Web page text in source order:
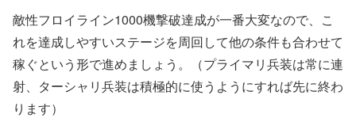
敵性フロイライン1000機撃破達成が一番大変なので、こ
れを達成しやすいステージを周回して他の条件も合わせて
稼ぐという形で進めましょう。（プライマリ兵装は常に連
射、ターシャリ兵装は積極的に使うようにすれば先に終わ
ります）